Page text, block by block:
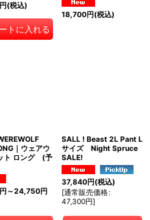
(税込)
トに入れる
18,700円(税込)
｜ウェアウ
ト ロング (予
～24,750円
SALL ! Beast 2L Pant L
サイズ Night Spruce
SALE!
37,840円(税込)
[通常販売価格:
47,300円]